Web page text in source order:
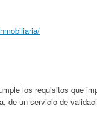
los requisitos que
de un servicio de